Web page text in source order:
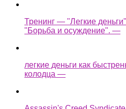
Тренинг — "Легкие
"Борьба и осуждение". —
легкие деньги как
колодца —